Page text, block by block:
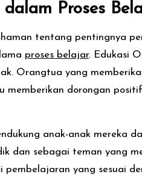
Proses
tentang pentingnya
proses belajar. Edukasi
Orangtua yang
dorongan
anak-anak mereka
dan sebagai teman yang
yang sesuai